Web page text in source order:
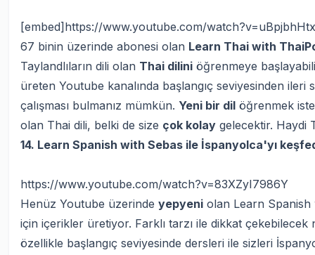
[embed]https://www.youtube.com/
67 binin üzerinde abonesi olan Learn Thai with
Taylandlıların dili olan Thai dilini öğrenmeye
üreten Youtube kanalında başlangıç seviyesinden
çalışması bulmanız mümkün. Yeni bir dil öğrenmek
olan Thai dili, belki de size çok kolay gelecektir. Haydi
14. Learn Spanish with Sebas ile İspanyolca'yı
https://www.youtube.com/watch?v=83XZyI7986Y
Henüz Youtube üzerinde yepyeni olan Learn
için içerikler üretiyor. Farklı tarzı ile dikkat çekebilecek
özellikle başlangıç seviyesinde dersleri ile sizleri